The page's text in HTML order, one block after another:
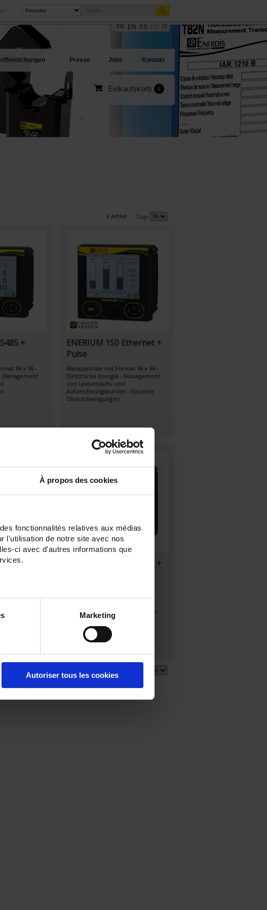
À propos des cookies
fonctionnalités relatives aux médias
l'utilisation de notre site avec nos
ci avec d'autres informations que
Marketing
Autoriser tous les cookies
Produkt-Websites
Unsere besten Angebote
FR EN ES IT
Presse Jobs Kontakt
Einkaufskorb 0
6 Artikel Zeige
+
96 x 96 -
Management
ENERIUM 150 Ethernet +
Pulse
Messzentrale mit Format 96 x 96 -
Elektrische Energie - Management
von Lastverlaufs- und
Aufzeichnungskurven - Einzelne
Oberschwingungen
+
der
- Zustands-
Ausgänge
ENERIUM 200 Ethernet +
Energieträger - Verwaltung der
Aufzeichnungskurven - Zustands-
und Analog-Eingänge/Ausgänge